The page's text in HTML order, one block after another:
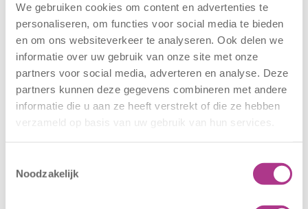
We gebruiken cookies om content en advertenties te
personaliseren, om functies voor social media te bieden
en om ons websiteverkeer te analyseren. Ook delen we
informatie over uw gebruik van onze site met onze
partners voor social media, adverteren en analyse. Deze
partners kunnen deze gegevens combineren met andere
informatie die u aan ze heeft verstrekt of die ze hebben
verzameld op basis van uw gebruik van hun services.
Noodzakelijk
Oldegaarde
CODE ROOD